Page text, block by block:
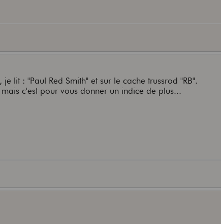
lit : "Paul Red Smith" et sur le cache trussrod "RB".
c'est pour vous donner un indice de plus...